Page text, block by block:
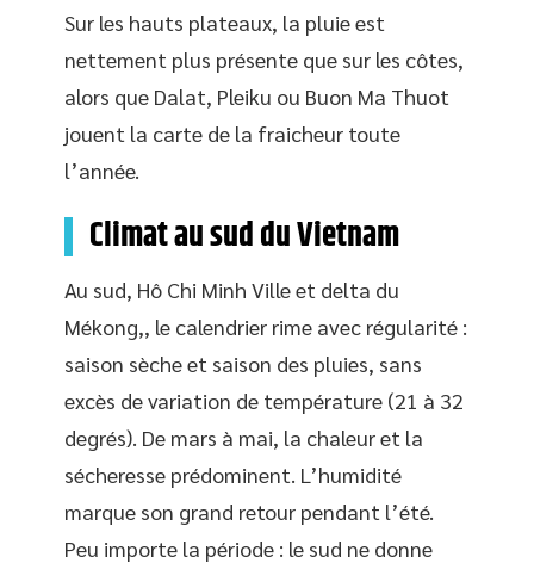
Sur les hauts plateaux, la pluie est
nettement plus présente que sur les côtes,
alors que Dalat, Pleiku ou Buon Ma Thuot
jouent la carte de la fraicheur toute
l’année.
Climat au sud du Vietnam
Au sud, Hô Chi Minh Ville et delta du
Mékong,, le calendrier rime avec régularité :
saison sèche et saison des pluies, sans
excès de variation de température (21 à 32
degrés). De mars à mai, la chaleur et la
sécheresse prédominent. L’humidité
marque son grand retour pendant l’été.
Peu importe la période : le sud ne donne